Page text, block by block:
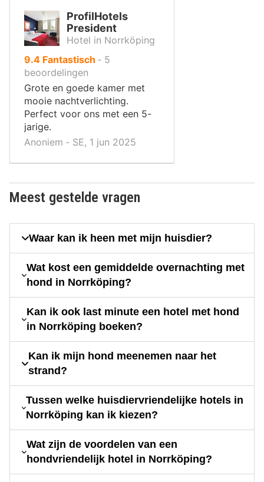
ProfilHotels
President
Hotel in Norrköping
9.4uit
10
,
Fantastisch ‐ 5
beoordelingen
Grote en goede kamer met
mooie nachtverlichting.
Perfect voor ons met een 5-
jarige.
Anoniem ‐ SE, 1 jun 2025
Meest gestelde vragen
Waar kan ik heen met mijn huisdier?
Wat kost een gemiddelde overnachting met
hond in Norrköping?
Kan ik ook last minute een hotel met hond
in Norrköping boeken?
Kan ik mijn hond meenemen naar het
strand?
Tussen welke huisdiervriendelijke hotels in
Norrköping kan ik kiezen?
Wat zijn de voordelen van een
hondvriendelijk hotel in Norrköping?